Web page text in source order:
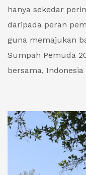
hanya sekedar
daripada peran
guna memajukan
Sumpah Pemuda
bersama, Indonesia